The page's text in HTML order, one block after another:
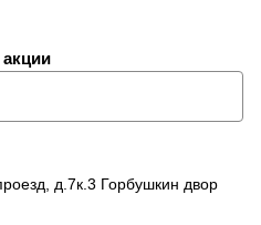
акции
д.7к.3 Горбушкин двор